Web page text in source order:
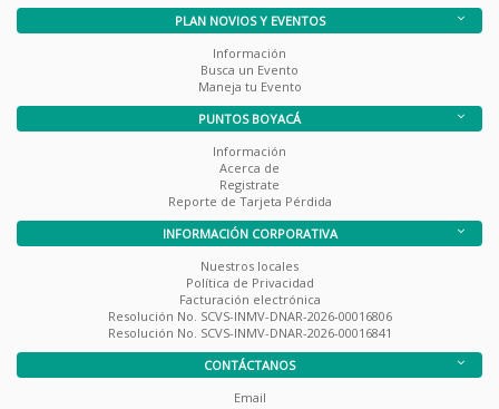
PLAN NOVIOS Y EVENTOS
Información
Busca un Evento
Maneja tu Evento
PUNTOS BOYACÁ
Información
Acerca de
Registrate
Reporte de Tarjeta Pérdida
INFORMACIÓN CORPORATIVA
Nuestros locales
Política de Privacidad
Facturación electrónica
Resolución No. SCVS-INMV-DNAR-2026-00016806
Resolución No. SCVS-INMV-DNAR-2026-00016841
CONTÁCTANOS
Email